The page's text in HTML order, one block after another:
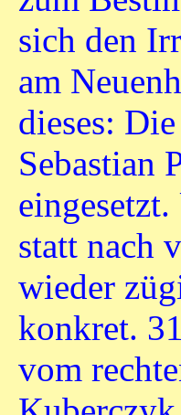
sich den
am
dieses:
Sebastian
statt nach
wieder
konkret.
vom